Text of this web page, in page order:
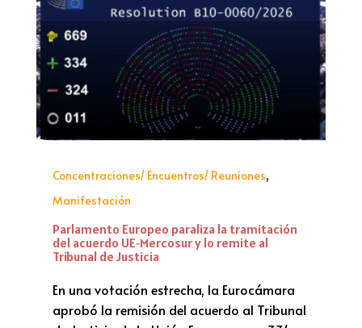
Concentraciones/ Encuentros/ Reuniones,
Manifestación
Parlamento Europeo paraliza la tramitación
del acuerdo UE‑Mercosur y lo remite al
Tribunal de Justicia
En una votación estrecha, la Eurocámara
aprobó la remisión del acuerdo al Tribunal